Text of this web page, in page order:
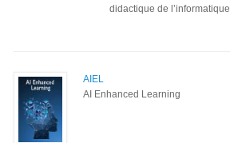
didactique de l’informatique.
AIEL
AI Enhanced Learning